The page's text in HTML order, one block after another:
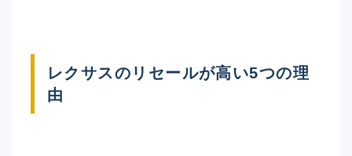
レクサスのリセールが高い5つの理
由